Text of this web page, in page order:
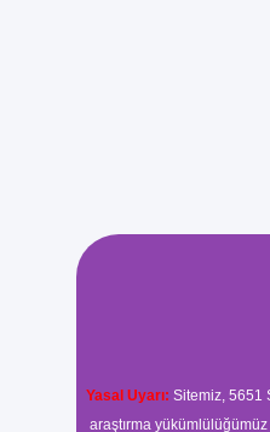
Yasal Uyarı: Sitemiz, 5651
araştırma